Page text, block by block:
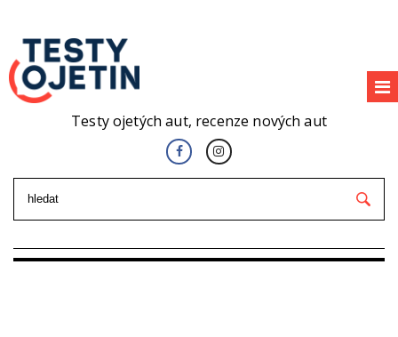
Testy ojetých aut, recenze nových aut